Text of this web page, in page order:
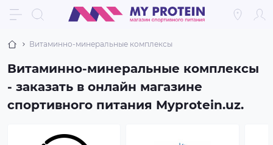
Витаминно-минеральные комплексы
Витаминно-минеральные комплексы
- заказать в онлайн магазине
спортивного питания Myprotein.uz.